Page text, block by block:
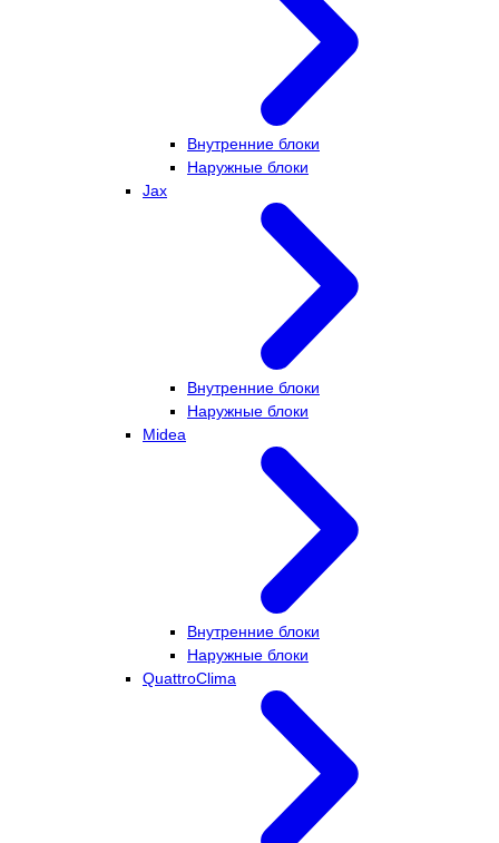
Внутренние блоки
Наружные блоки
Jax
Внутренние блоки
Наружные блоки
Midea
Внутренние блоки
Наружные блоки
QuattroClima